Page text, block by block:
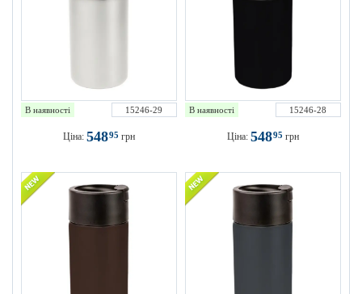
В наявності 15246-29
Ціна: 54895 грн
В наявності 15246-28
Ціна: 54895 грн